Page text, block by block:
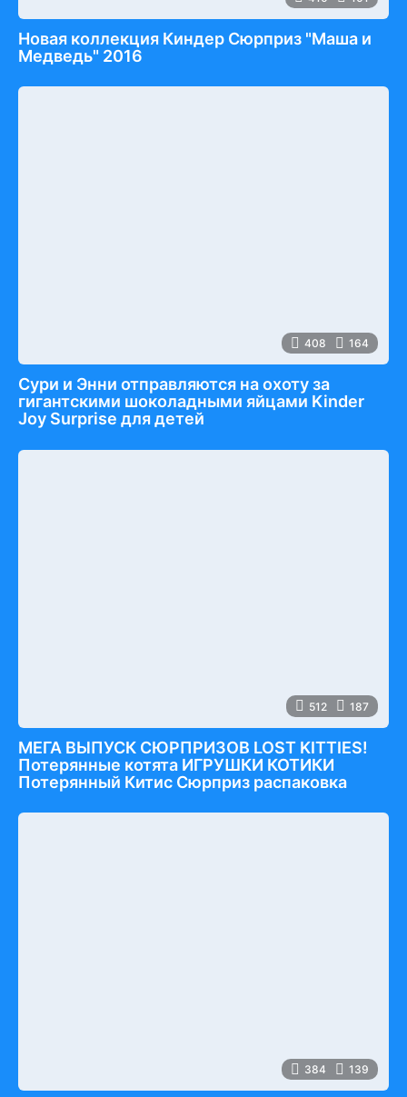
Новая коллекция Киндер Сюрприз "Маша и
Медведь" 2016
408 164
Сури и Энни отправляются на охоту за
гигантскими шоколадными яйцами Kinder
Joy Surprise для детей
512 187
МЕГА ВЫПУСК СЮРПРИЗОВ LOST KITTIES!
Потерянные котята ИГРУШКИ КОТИКИ
Потерянный Китис Сюрприз распаковка
384 139